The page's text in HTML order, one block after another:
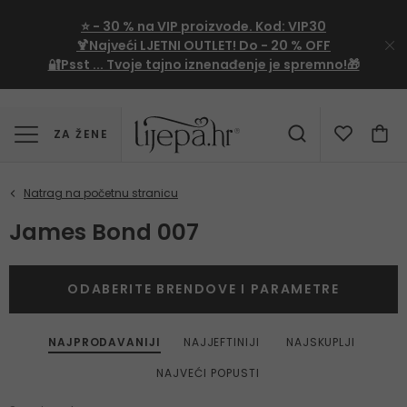
⭐ - 30 % na VIP proizvode. Kod: VIP30
🍹Najveći LJETNI OUTLET! Do - 20 % OFF
🔐Psst ... Tvoje tajno iznenađenje je spremno!🎁
ZA ŽENE
James Bond 007
NAJPRODAVANIJI NAJJEFTINIJI
NAJSKUPLJI
NAJVEĆI POPUSTI
ODABERITE BRENDOVE I PARAMETRE